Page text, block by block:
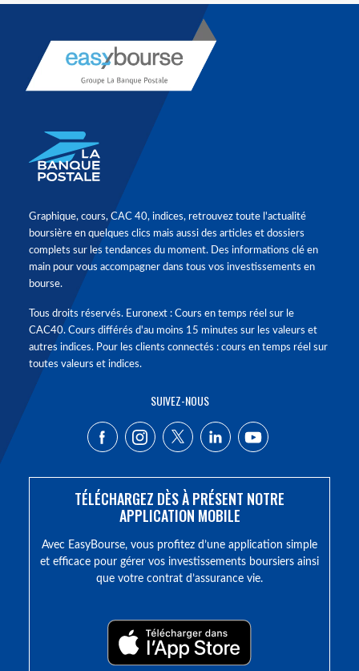
Graphique, cours, CAC 40, indices, retrouvez toute l'actualité
boursière en quelques clics mais aussi des articles et dossiers
complets sur les tendances du moment. Des informations clé en
main pour vous accompagner dans tous vos investissements en
bourse.
Tous droits réservés. Euronext : Cours en temps réel sur le
CAC40. Cours différés d'au moins 15 minutes sur les valeurs et
autres indices. Pour les clients connectés : cours en temps réel sur
toutes valeurs et indices.
SUIVEZ-NOUS
TÉLÉCHARGEZ DÈS À PRÉSENT NOTRE
APPLICATION MOBILE
Avec EasyBourse, vous profitez d’une application simple
et efficace pour gérer vos investissements boursiers ainsi
que votre contrat d’assurance vie.